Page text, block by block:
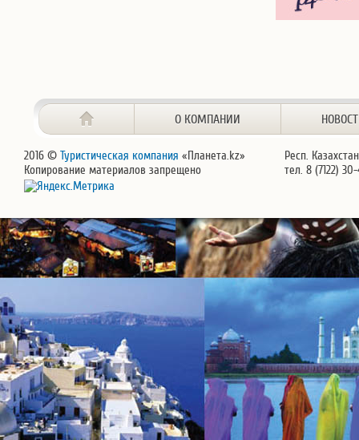
О КОМПАНИИ
2016 © Туристическая компания «Планета.kz»
Копирование материалов запрещено
Респ.
тел. 8 (7122)